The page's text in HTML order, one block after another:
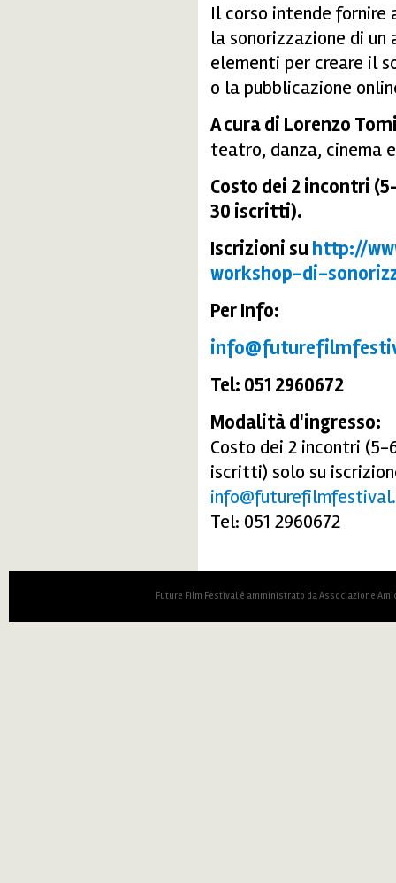
Il corso intende
la sonorizzazione di
elementi per creare il
o la pubblicazione
A cura di Lorenzo
teatro, danza, cinema
Costo dei 2 incontri
30 iscritti).
Iscrizioni su http://
workshop-di-
Per Info:
Tel: 051 2960672
Modalità d'ingresso:
Costo dei 2 incontri
iscritti) solo su
Tel: 051 2960672
Future Film Festival è amministrato da Associazione